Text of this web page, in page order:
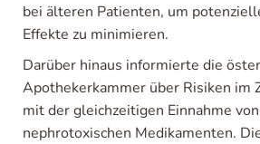
bei älteren Patienten, um
Effekte zu minimieren.
Darüber hinaus informierte die
Apothekerkammer über Risiken im
mit der gleichzeitigen Einnahme
nephrotoxischen Medikamenten.